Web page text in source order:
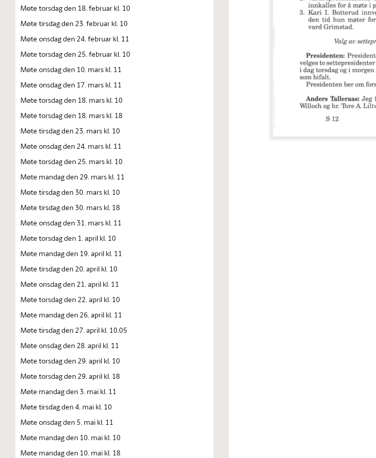
Møte torsdag den 18. februar kl. 10
Møte tirsdag den 23. februar kl. 10
Møte onsdag den 24. februar kl. 11
Møte torsdag den 25. februar kl. 10
Møte onsdag den 10. mars kl. 11
Møte onsdag den 17. mars kl. 11
Møte torsdag den 18. mars kl. 10
Møte torsdag den 18. mars kl. 18
Møte tirsdag den 23. mars kl. 10
Møte onsdag den 24. mars kl. 11
Møte torsdag den 25. mars kl. 10
Møte mandag den 29. mars kl. 11
Møte tirsdag den 30. mars kl. 10
Møte tirsdag den 30. mars kl. 18
Møte onsdag den 31. mars kl. 11
Møte torsdag den 1. april kl. 10
Møte mandag den 19. april kl. 11
Møte tirsdag den 20. april kl. 10
Møte onsdag den 21. april kl. 11
Møte torsdag den 22. april kl. 10
Møte mandag den 26. april kl. 11
Møte tirsdag den 27. april kl. 10.05
Møte onsdag den 28. april kl. 11
Møte torsdag den 29. april kl. 10
Møte torsdag den 29. april kl. 18
Møte mandag den 3. mai kl. 11
Møte tirsdag den 4. mai kl. 10
Møte onsdag den 5. mai kl. 11
Møte mandag den 10. mai kl. 10
Møte mandag den 10. mai kl. 18